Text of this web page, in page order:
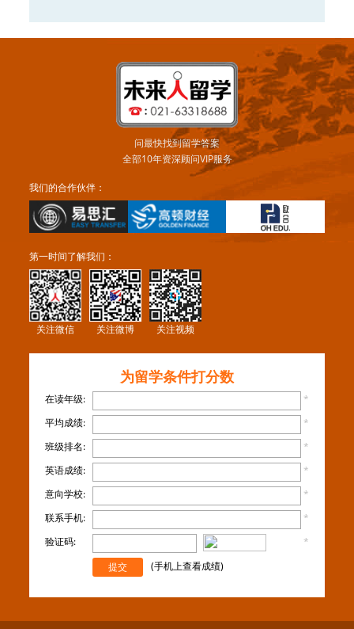
问最快找到留学答案
全部10年资深顾问VIP服务
我们的合作伙伴：
第一时间了解我们：
关注微信 关注微博 关注视频
为留学条件打分数
在读年级:
*
平均成绩:
*
班级排名:
*
英语成绩:
*
意向学校:
*
联系手机:
*
验证码:
清楚？
*
(手机上查看成绩)